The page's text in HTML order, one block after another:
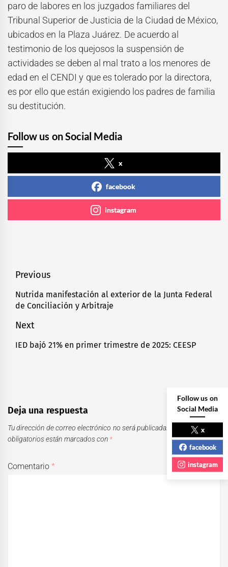
paro de labores en los juzgados familiares del
Tribunal Superior de Justicia de la Ciudad de México,
ubicados en la Plaza Juárez. De acuerdo al
testimonio de los quejosos la suspensión de
actividades se deben al mal trato a los menores de
edad en el CENDI y que es tolerado por la directora,
es por ello que están exigiendo los padres de familia
su destitución.
Follow us on Social Media
x
facebook
instagram
Navegación
de
entradas
Previous
Previous
post:
Nutrida manifestación al exterior de la Junta Federal
de Conciliación y Arbitraje
Next
Next
IED bajó 21% en primer trimestre de 2025: CEESP
Deja una respuesta
Tu dirección de correo electrónico no será publicada.
Los campos
obligatorios están marcados con *
Comentario*
Follow us on
Social Media
x
facebook
instagram